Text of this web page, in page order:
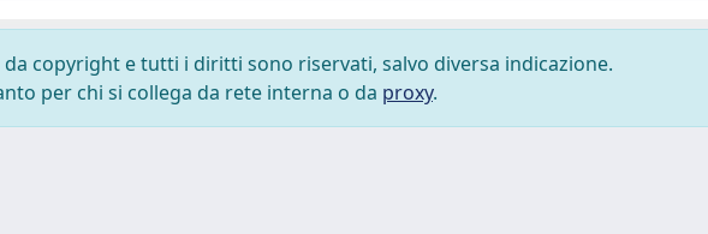
copyright e tutti i diritti sono riservati, salvo diversa indicazione.
per chi si collega da rete interna o da proxy.